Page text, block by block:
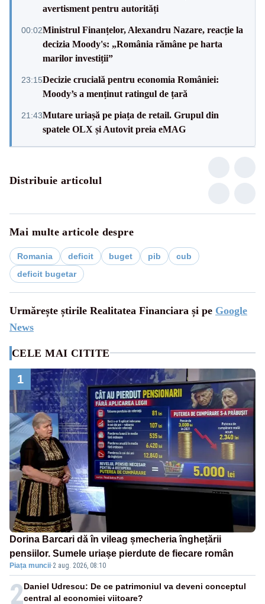
avertisment pentru autorități
00:02Ministrul Finanțelor, Alexandru Nazare, reacție la
decizia Moody's: „România rămâne pe harta
marilor investiții”
23:15Decizie crucială pentru economia României:
Moody’s a menținut ratingul de țară
21:43Mutare uriașă pe piața de retail. Grupul din
spatele OLX și Autovit preia eMAG
Distribuie articolul
Mai multe articole despre
Romania deficit buget pib
cub
deficit bugetar
Urmărește știrile Realitatea Financiara și pe Google
News
CELE MAI CITITE
1
Dorina Barcari dă în vileag șmecheria înghețării
pensiilor. Sumele uriașe pierdute de fiecare român
Piața muncii·2 aug. 2026, 08:10
2Daniel Udrescu: De ce patrimoniul va deveni conceptul
central al economiei viitoare?